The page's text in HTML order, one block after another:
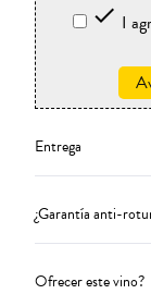
 I
Entrega
¿Garantía anti-
Ofrecer este vino?